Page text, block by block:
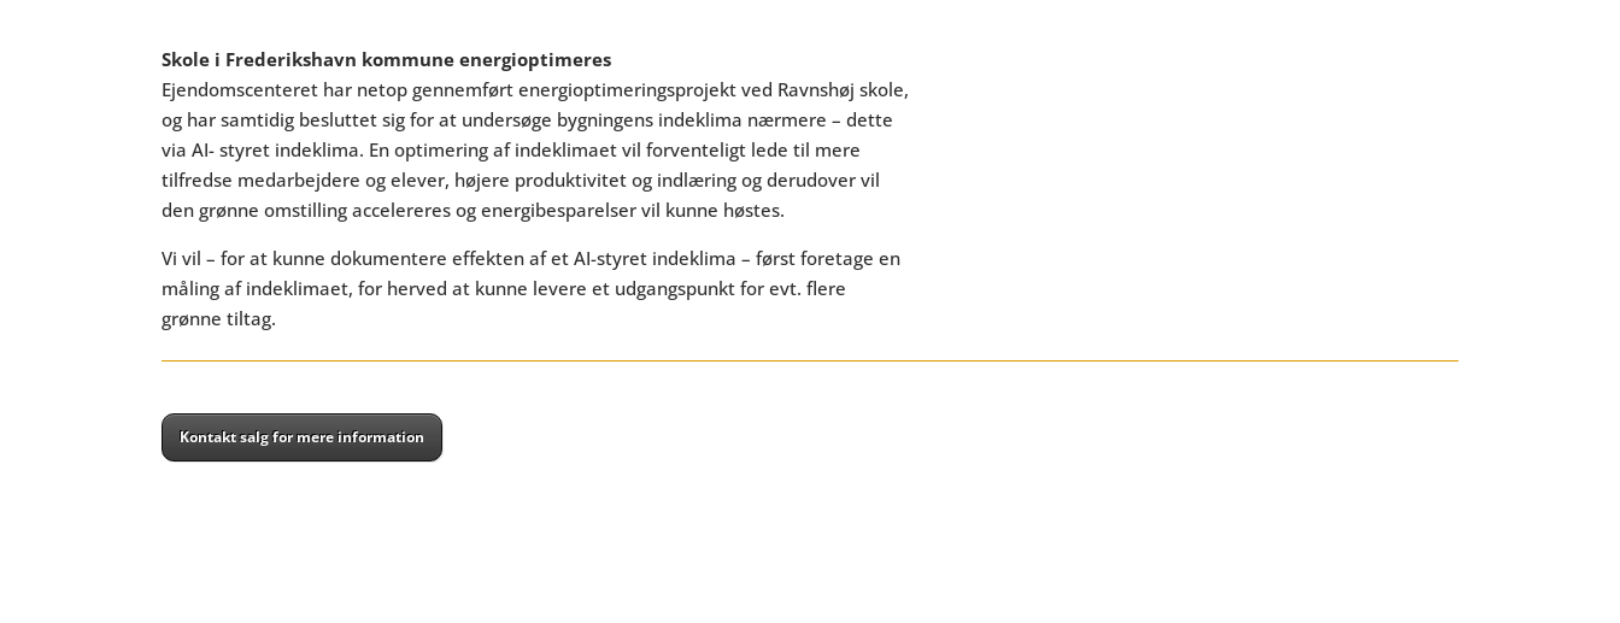
Skole i Frederikshavn kommune energioptimeres
Ejendomscenteret har netop gennemført energioptimeringsprojekt ved Ravnshøj skole,
og har samtidig besluttet sig for at undersøge bygningens indeklima nærmere – dette
via AI- styret indeklima. En optimering af indeklimaet vil forventeligt lede til mere
tilfredse medarbejdere og elever, højere produktivitet og indlæring og derudover vil
den grønne omstilling accelereres og energibesparelser vil kunne høstes.
Vi vil – for at kunne dokumentere effekten af et AI-styret indeklima – først foretage en
måling af indeklimaet, for herved at kunne levere et udgangspunkt for evt. flere
grønne tiltag.
Kontakt salg for mere information